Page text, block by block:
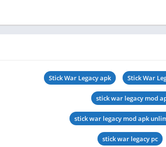
Stick War
Stick War Legacy apk
stick war legacy mod
stick war legacy mod apk
stick war legacy pc